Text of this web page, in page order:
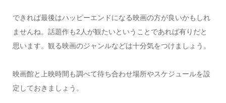
できれば最後はハッピーエンドになる映画の方が良いかもしれ
ませんね。話題作も2人が観たいということであれば有りだと
思います。観る映画のジャンルなどは十分気をつけましょう。
映画館と上映時間も調べて待ち合わせ場所やスケジュールを設
定しておきましょう。